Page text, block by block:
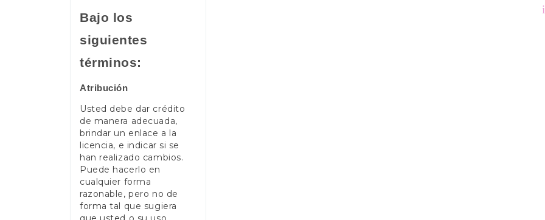
Bajo los
siguientes
términos:
Atribución
Usted debe dar crédito
de manera adecuada,
brindar un enlace a la
licencia, e indicar si se
han realizado cambios.
Puede hacerlo en
cualquier forma
razonable, pero no de
forma tal que sugiera